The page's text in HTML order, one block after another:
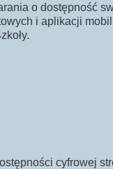
o dostępność
i aplikacji
cyfrowej